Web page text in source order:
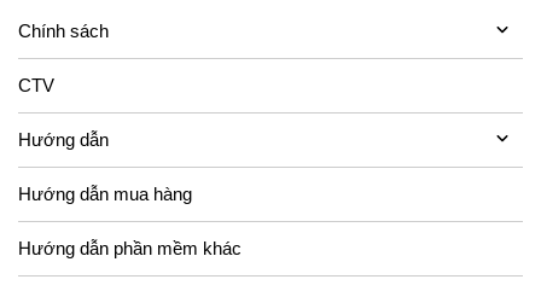
Chính sách
CTV
Hướng dẫn
Hướng dẫn mua hàng
Hướng dẫn phần mềm khác